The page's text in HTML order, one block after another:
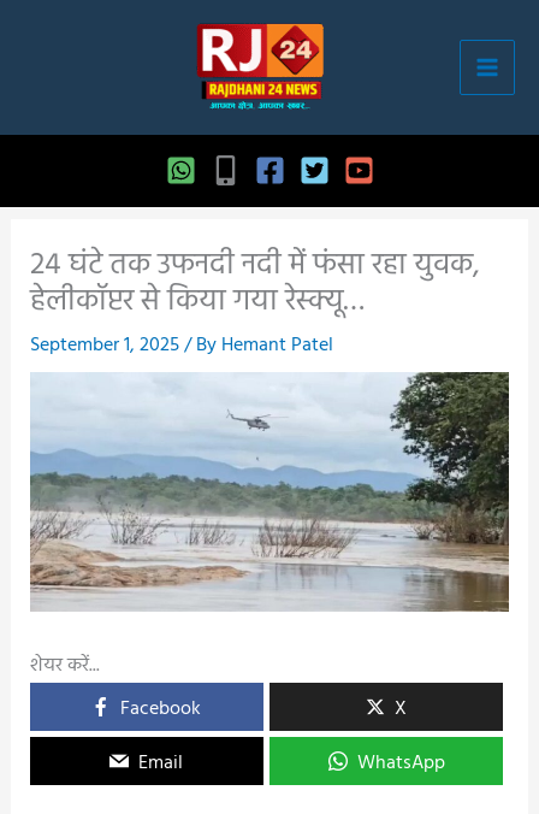
24 घंटे तक उफनदी नदी में फंसा रहा युवक,
हेलीकॉप्टर से किया गया रेस्क्यू…
September 1, 2025/ ByHemant Patel
शेयर करें...
Facebook
X
Email
WhatsApp